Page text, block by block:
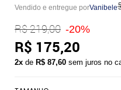
Vendido e entregue porVanibele
R$ 219,00 -20%
R$ 175,20
2xde R$ 87,60 sem juros no